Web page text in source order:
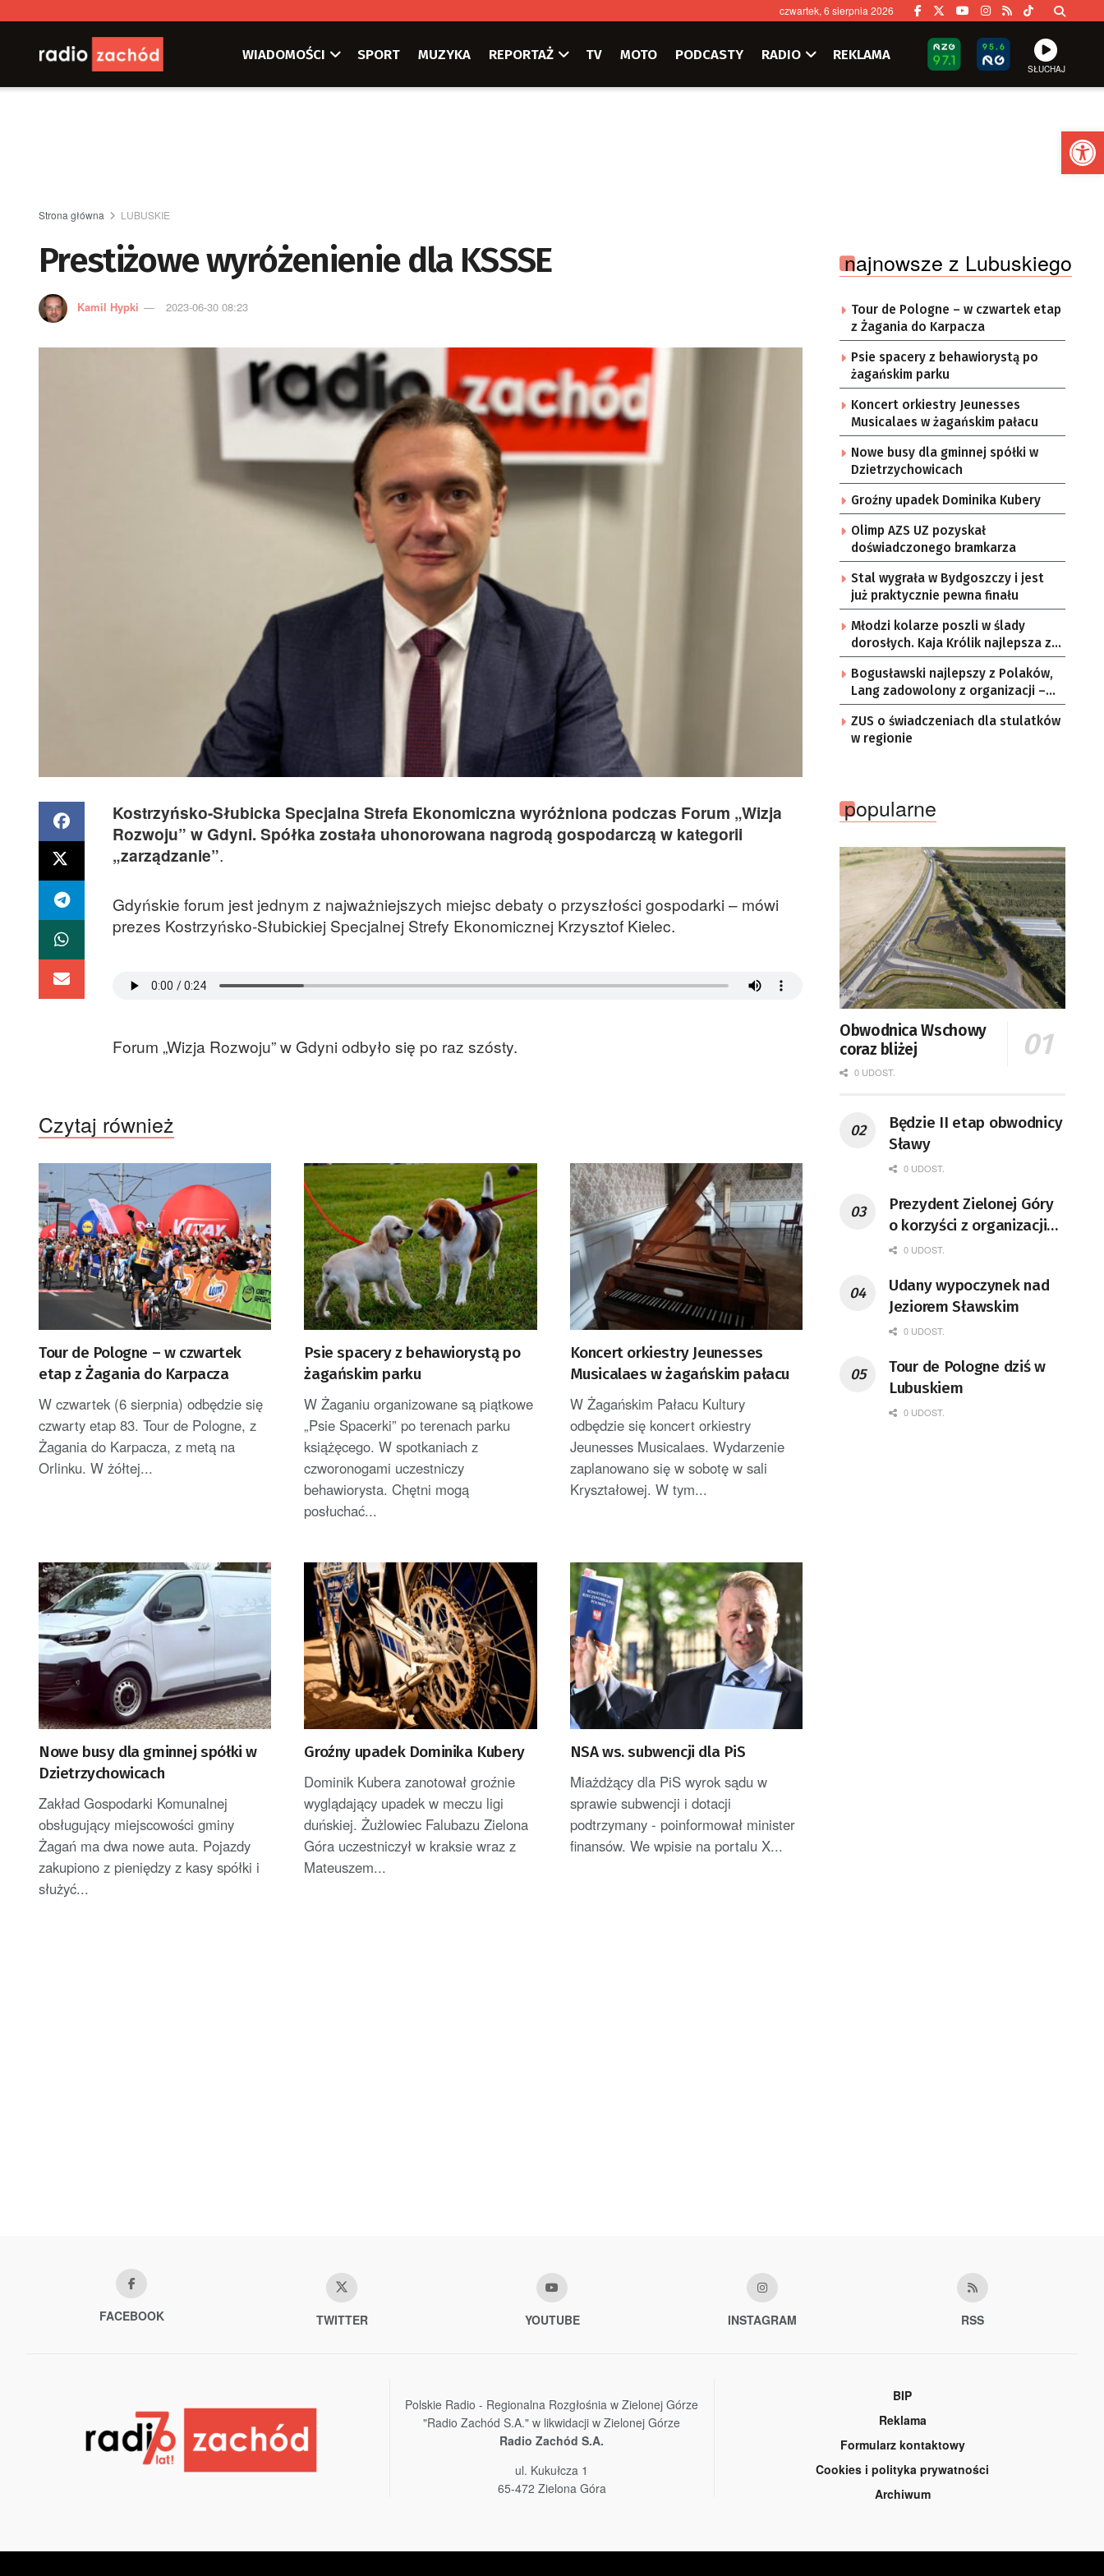
czwartek, 6 sierpnia 2026
WIADOMOŚCI SPORT MUZYKA REPORTAŻ TV MOTO PODCASTY RADIO REKLAMA
SŁUCHAJ
Strona główna LUBUSKIE
Prestiżowe wyróżenienie dla KSSSE
Kamil Hypki 2023-06-30 08:23
Kostrzyńsko-Słubicka Specjalna Strefa Ekonomiczna wyróżniona podczas Forum „Wizja
Rozwoju” w Gdyni. Spółka została uhonorowana nagrodą gospodarczą w kategorii
„zarządzanie”.
Gdyńskie forum jest jednym z najważniejszych miejsc debaty o przyszłości gospodarki – mówi
prezes Kostrzyńsko-Słubickiej Specjalnej Strefy Ekonomicznej Krzysztof Kielec.
Forum „Wizja Rozwoju” w Gdyni odbyło się po raz szósty.
Czytaj również
Tour de Pologne – w czwartek
etap z Żagania do Karpacza
W czwartek (6 sierpnia) odbędzie się
czwarty etap 83. Tour de Pologne, z
Żagania do Karpacza, z metą na
Orlinku. W żółtej...
Psie spacery z behawiorystą po
żagańskim parku
W Żaganiu organizowane są piątkowe
„Psie Spacerki” po terenach parku
książęcego. W spotkaniach z
czworonogami uczestniczy
behawiorysta. Chętni mogą
posłuchać...
Koncert orkiestry Jeunesses
Musicalaes w żagańskim pałacu
W Żagańskim Pałacu Kultury
odbędzie się koncert orkiestry
Jeunesses Musicalaes. Wydarzenie
zaplanowano się w sobotę w sali
Kryształowej. W tym...
Nowe busy dla gminnej spółki w
Dzietrzychowicach
Zakład Gospodarki Komunalnej
obsługujący miejscowości gminy
Żagań ma dwa nowe auta. Pojazdy
zakupiono z pieniędzy z kasy spółki i
służyć...
Groźny upadek Dominika Kubery
Dominik Kubera zanotował groźnie
wyglądający upadek w meczu ligi
duńskiej. Żużlowiec Falubazu Zielona
Góra uczestniczył w kraksie wraz z
Mateuszem...
NSA ws. subwencji dla PiS
Miażdżący dla PiS wyrok sądu w
sprawie subwencji i dotacji
podtrzymany - poinformował minister
finansów. We wpisie na portalu X...
najnowsze z Lubuskiego
Tour de Pologne – w czwartek etap
z Żagania do Karpacza
Psie spacery z behawiorystą po
żagańskim parku
Koncert orkiestry Jeunesses
Musicalaes w żagańskim pałacu
Nowe busy dla gminnej spółki w
Dzietrzychowicach
Groźny upadek Dominika Kubery
Olimp AZS UZ pozyskał
doświadczonego bramkarza
Stal wygrała w Bydgoszczy i jest
już praktycznie pewna finału
Młodzi kolarze poszli w ślady
dorosłych. Kaja Królik najlepsza z
Lubuszanek w Tour de Pologne
Junior
Bogusławski najlepszy z Polaków,
Lang zadowolony z organizacji –
komentarze po 3. etapie Tour de
Pologne
ZUS o świadczeniach dla stulatków
w regionie
popularne
Obwodnica Wschowy
coraz bliżej
0 UDOST.
Będzie II etap obwodnicy
Sławy
0 UDOST.
Prezydent Zielonej Góry
o korzyści z organizacji
mety Tour de Pologne
0 UDOST.
Udany wypoczynek nad
Jeziorem Sławskim
0 UDOST.
Tour de Pologne dziś w
Lubuskiem
0 UDOST.
FACEBOOK TWITTER YOUTUBE INSTAGRAM RSS
Polskie Radio - Regionalna Rozgłośnia w Zielonej Górze
"Radio Zachód S.A." w likwidacji w Zielonej Górze
Radio Zachód S.A.
ul. Kukułcza 1
65-472 Zielona Góra
BIP
Reklama
Formularz kontaktowy
Cookies i polityka prywatności
Archiwum